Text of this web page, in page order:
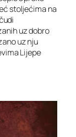
stoljećima na
uz dobro
uz nju
Lijepe